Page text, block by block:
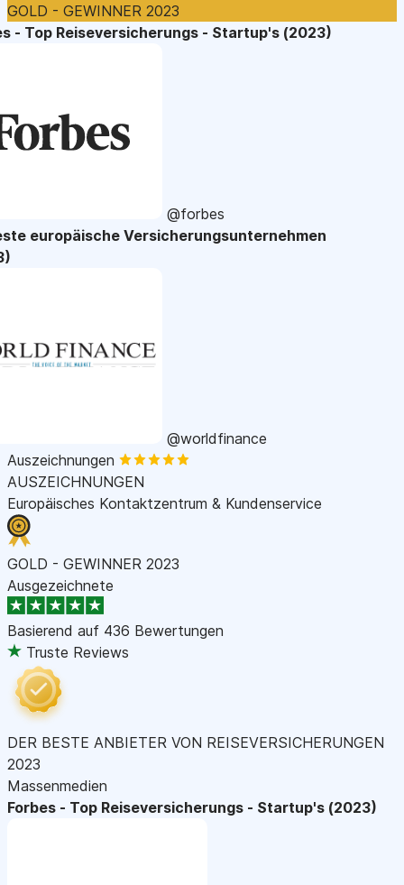
GOLD - GEWINNER 2023
- Top Reiseversicherungs - Startup's (2023)
@forbes
europäische Versicherungsunternehmen
@worldfinance
Auszeichnungen
AUSZEICHNUNGEN
Europäisches Kontaktzentrum & Kundenservice
GOLD - GEWINNER 2023
Ausgezeichnete
Basierend auf 436 Bewertungen
Truste Reviews
DER BESTE ANBIETER VON REISEVERSICHERUNGEN
2023
Massenmedien
Forbes - Top Reiseversicherungs - Startup's (2023)